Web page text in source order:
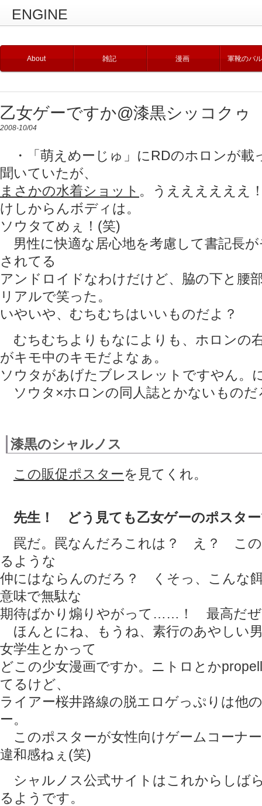
ENGINE
About 雑記 漫画 軍靴のバ
乙女ゲーですか@漆黒シッコクゥ
2008-10/04
・「萌えめーじゅ」にRDのホロンが載
聞いていたが、
まさかの水着ショット 。うええええええ
けしからんボディは。
ソウタてめぇ！(笑)
男性に快適な居心地を考慮して書記長
されてる
アンドロイドなわけだけど、脇の下と腰
リアルで笑った。
いやいや、むちむちはいいものだよ？
むちむちよりもなによりも、ホロンの
がキモ中のキモだよなぁ。
ソウタがあげたブレスレットですやん。
ソウタ×ホロンの同人誌とかないものだ
漆黒のシャルノス
この販促ポスターを見てくれ。
先生！ どう見ても乙女ゲーのポスタ
罠だ。罠なんだろこれは？ え？ この
るような
仲にはならんのだろ？ くそっ、こんな
意味で無駄な
期待ばかり煽りやがって……！ 最高だぜ
ほんとにね、もうね、素行のあやしい
女学生とかって
どこの少女漫画ですか。ニトロとか
てるけど、
ライアー桜井路線の脱エロゲっぷりは他
ー。
このポスターが女性向けゲームコーナ
違和感ねぇ(笑)
シャルノス公式サイトはこれからしば
るようです。